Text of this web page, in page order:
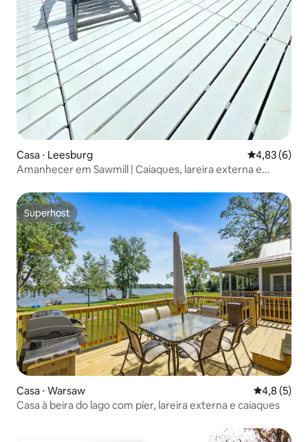
Casa ⋅ Leesburg 4,83 de uma
4,83 (6)
Amanhecer em Sawmill | Caiaques, lareira externa e
Superhost
Superhost
Casa ⋅ Warsaw 4,8 de
4,8 (5)
Casa à beira do lago com píer, lareira externa e caiaques